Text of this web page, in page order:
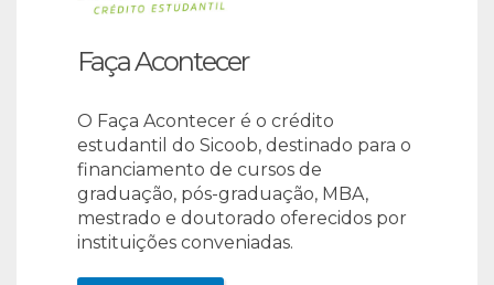
Faça Acontecer
O Faça Acontecer é o crédito
estudantil do Sicoob, destinado para o
financiamento de cursos de
graduação, pós-graduação, MBA,
mestrado e doutorado oferecidos por
instituições conveniadas.